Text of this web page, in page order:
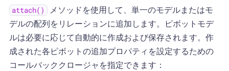
attach()
メソッドを使用して、単一のモデルまたはモ
デルの配列をリレーションに追加します。ピボットモデ
ルは必要に応じて自動的に作成および保存されます。作
成された各ピボットの追加プロパティを設定するための
コールバッククロージャを指定できます：